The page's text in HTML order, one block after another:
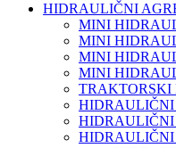
HIDRAULIČNI
MINI
MINI
MINI
MINI
TRAKTORSKI
HIDRAULIČNI
HIDRAULIČNI